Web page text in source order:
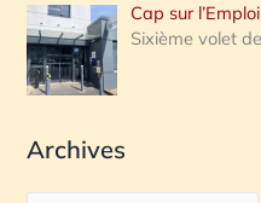
Cap sur
Sixième volet
Archives